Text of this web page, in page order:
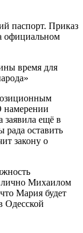
паспорт. Приказ
официальном
время для
намерении
заявила ещё в
оставить
закону о
лично Михаилом
Мария будет
Одесской